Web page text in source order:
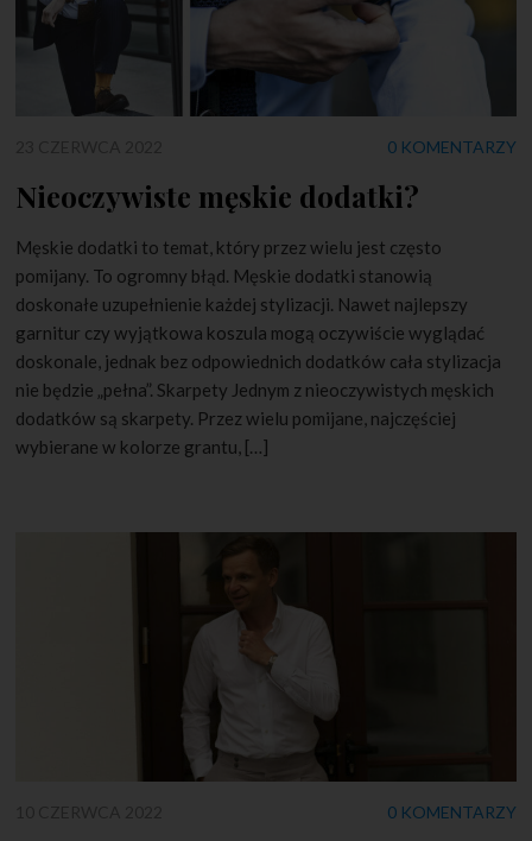
0 KOMENTARZY
Nieoczywiste męskie dodatki?
Męskie dodatki to temat, który przez wielu jest często
pomijany. To ogromny błąd. Męskie dodatki stanowią
doskonałe uzupełnienie każdej stylizacji. Nawet najlepszy
garnitur czy wyjątkowa koszula mogą oczywiście wyglądać
doskonale, jednak bez odpowiednich dodatków cała stylizacja
nie będzie „pełna”. Skarpety Jednym z nieoczywistych męskich
dodatków są skarpety. Przez wielu pomijane, najczęściej
wybierane w kolorze grantu, […]
0 KOMENTARZY